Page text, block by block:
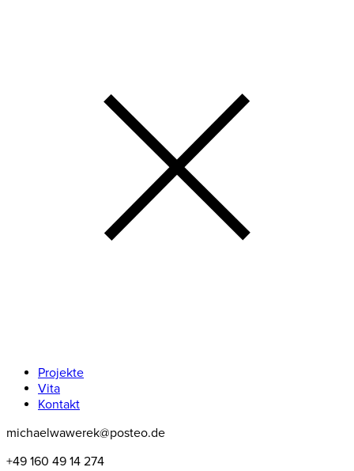
Projekte
Vita
Kontakt
michaelwawerek@posteo.de
+49 160 49 14 274